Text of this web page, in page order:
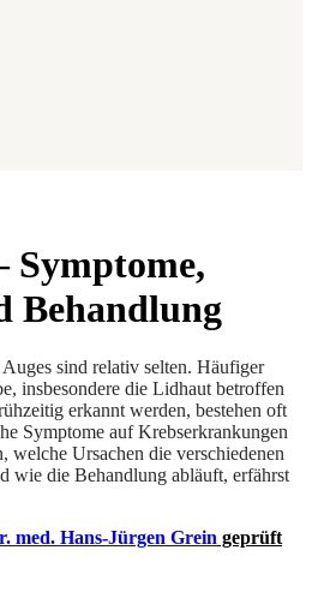
Symptome,
Behandlung
sind relativ selten. Häufiger
insbesondere die Lidhaut betroffen
erkannt werden, bestehen oft
Symptome auf Krebserkrankungen
welche Ursachen die verschiedenen
wie die Behandlung abläuft, erfährst
med. Hans-Jürgen Grein geprüft